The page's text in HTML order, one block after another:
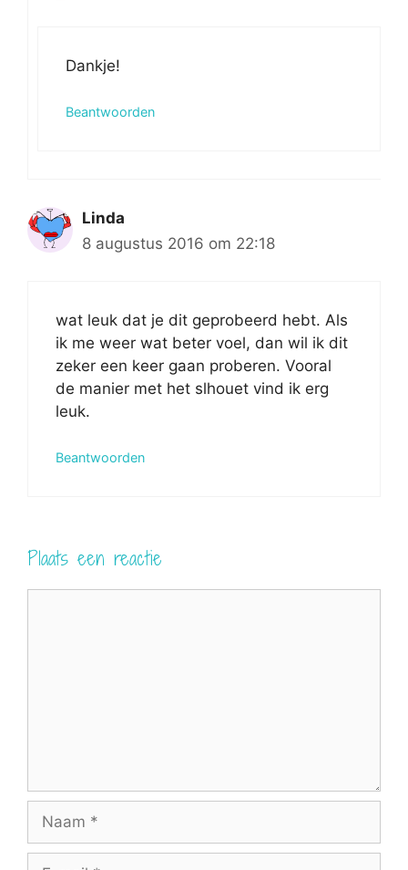
Dankje!
Beantwoorden
Linda
8 augustus 2016 om 22:18
wat leuk dat je dit geprobeerd hebt. Als
ik me weer wat beter voel, dan wil ik dit
zeker een keer gaan proberen. Vooral
de manier met het slhouet vind ik erg
leuk.
Beantwoorden
Plaats een reactie